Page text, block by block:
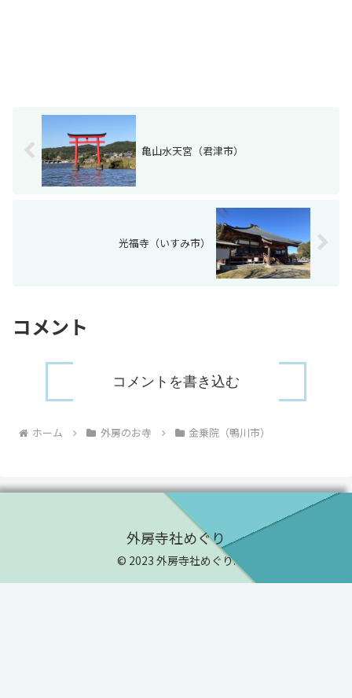
亀山水天宮（君津市）
光福寺（いすみ市）
コメント
コメントを書き込む
ホーム 外房のお寺 金乗院（鴨川市）
外房寺社めぐり
© 2023 外房寺社めぐり.